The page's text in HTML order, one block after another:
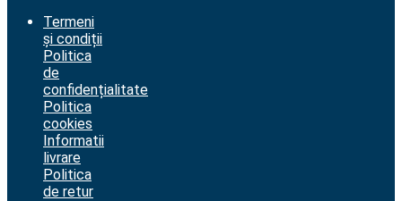
Termeni
și condiții
Politica
de
confidențialitate
Politica
cookies
Informatii
livrare
Politica
de retur